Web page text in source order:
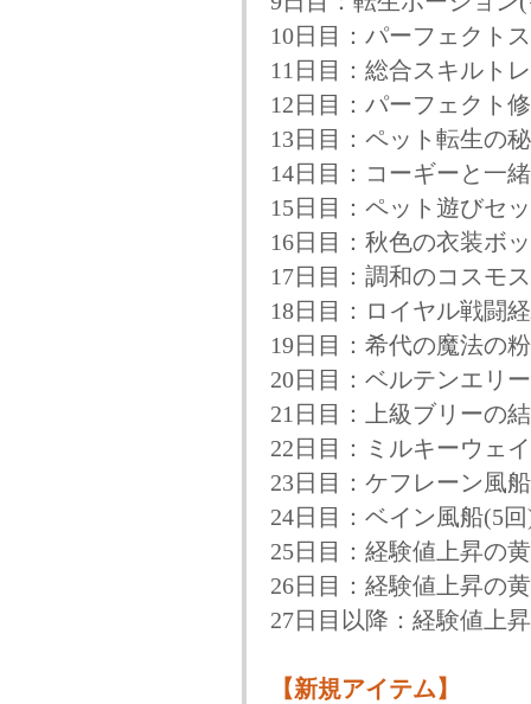
10日目：パーフェクト
11日目：総合スキルト
12日目：パーフェクト
13日目：ペット転生の
14日目：コーギーと一
15日目：ペット遊びセ
16日目：秋色の衣装ボ
17日目：調和のコスモ
18日目：ロイヤル戦闘
19日目：希代の魔法の
20日目：ベルテンエリ
21日目：上級ブリーの
22日目：ミルキーウェ
23日目：ケフレーン風
24日目：ベイン風船(5
25日目：経験値上昇の
26日目：経験値上昇の
27日目以降：経験値上
【新規アイテム】